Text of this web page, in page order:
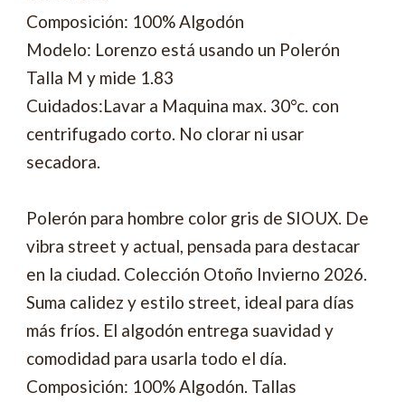
Composición: 100% Algodón
Modelo: Lorenzo está usando un Polerón
Talla M y mide 1.83
Cuidados:Lavar a Maquina max. 30°c. con
centrifugado corto. No clorar ni usar
secadora.
Polerón para hombre color gris de SIOUX. De
vibra street y actual, pensada para destacar
en la ciudad. Colección Otoño Invierno 2026.
Suma calidez y estilo street, ideal para días
más fríos. El algodón entrega suavidad y
comodidad para usarla todo el día.
Composición: 100% Algodón. Tallas